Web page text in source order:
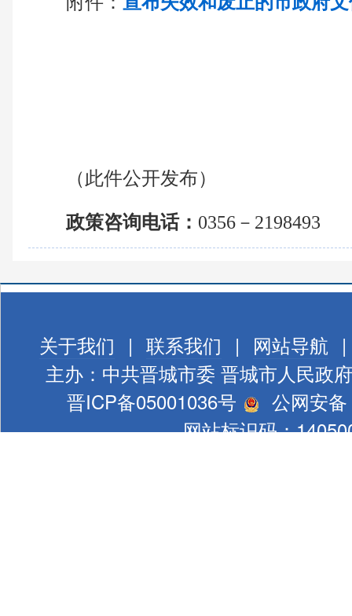
（此件公开发布）
政策咨询电话： 0356－2198493
关于我们 | 联系我们 | 网站导航 |
主办：中共晋城市委 晋城市人民政府
晋ICP备05001036号
公网安
网站标识码：